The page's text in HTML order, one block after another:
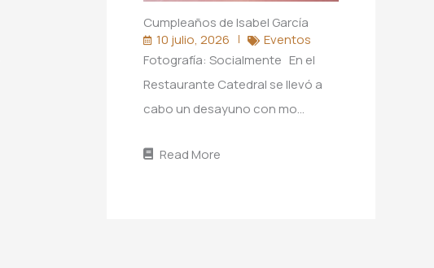
Cumpleaños de Isabel García
10 julio, 2026
Eventos
Fotografía: Socialmente En el
Restaurante Catedral se llevó a
cabo un desayuno con mo…
Read More